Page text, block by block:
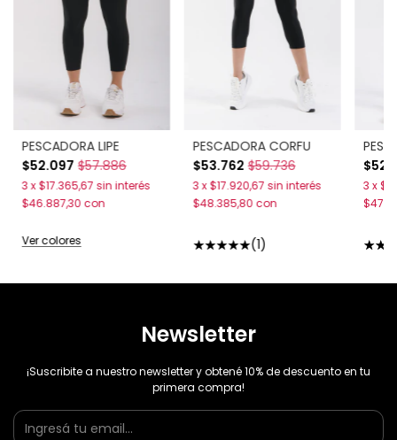
PESCADORA LIPE
$52.097 $57.886
3 x$17.365,67 sin interés
$46.887,30 con
Ver colores
PESCADORA CORFU
$53.762 $59.736
(1)
3 x$17.920,67 sin interés
$48.385,80 con
3 x
Newsletter
¡Suscribite a nuestro newsletter y obtené 10% de descuento en tu
primera compra!